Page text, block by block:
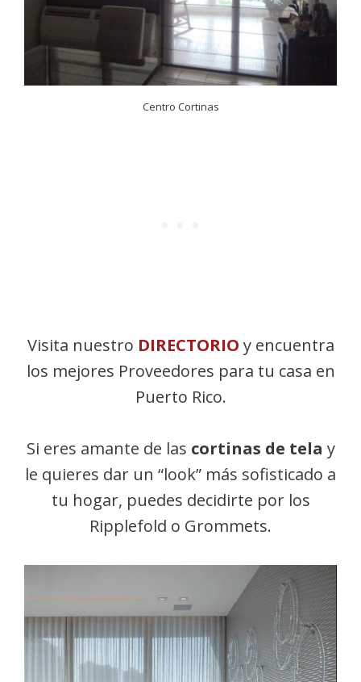
Centro Cortinas
Visita nuestro DIRECTORIO y encuentra
los mejores Proveedores para tu casa en
Puerto Rico.
Si eres amante de las cortinas de tela y
le quieres dar un “look” más sofisticado a
tu hogar, puedes decidirte por los
Ripplefold o Grommets.